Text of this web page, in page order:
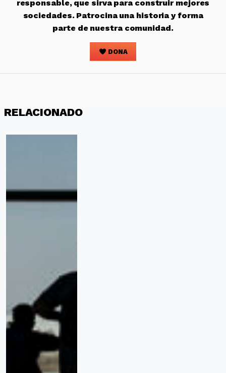
responsable, que sirva para construir mejores
sociedades. Patrocina una historia y forma
parte de nuestra comunidad.
DONA
RELACIONADO